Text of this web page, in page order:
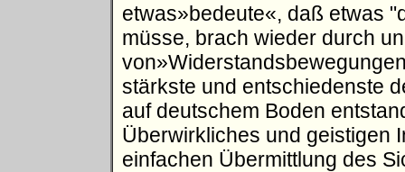
etwas»bedeute«, daß etwas
müsse, brach wieder durch
stärkste und entschiedenste
auf deutschem Boden
Überwirkliches und geistigen
einfachen Übermittlung des